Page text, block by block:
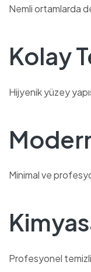
Nemli ortamlarda
Kolay
Hijyenik yüzey
Minimal ve
Profesyonel temizlik